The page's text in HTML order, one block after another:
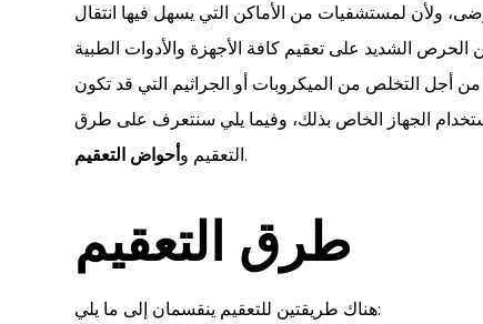
ولأن لمستشفيات من الأماكن التي يسهل فيها انتقال
الحرص الشديد على تعقيم كافة الأجهزة والأدوات الطبية
أجل التخلص من الميكروبات أو الجراثيم التي قد تكون
الجهاز الخاص بذلك، وفيما يلي سنتعرف على طرق
التعقيم وأحواض التعقيم .
طرق التعقيم
هناك طريقتين للتعقيم ينقسمان إلى ما يلي: